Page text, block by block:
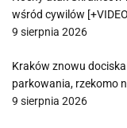
wśród cywilów
9 sierpnia 2026
Kraków znowu
parkowania, rzekomo
9 sierpnia 2026